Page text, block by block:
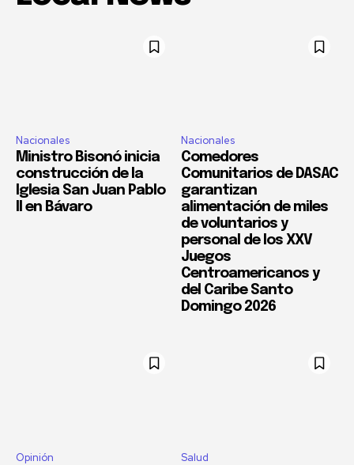
Nacionales
Ministro Bisonó inicia
construcción de la
Iglesia San Juan Pablo
II en Bávaro
Nacionales
Comedores
Comunitarios de DASAC
garantizan
alimentación de miles
de voluntarios y
personal de los XXV
Juegos
Centroamericanos y
del Caribe Santo
Domingo 2026
Opinión Salud